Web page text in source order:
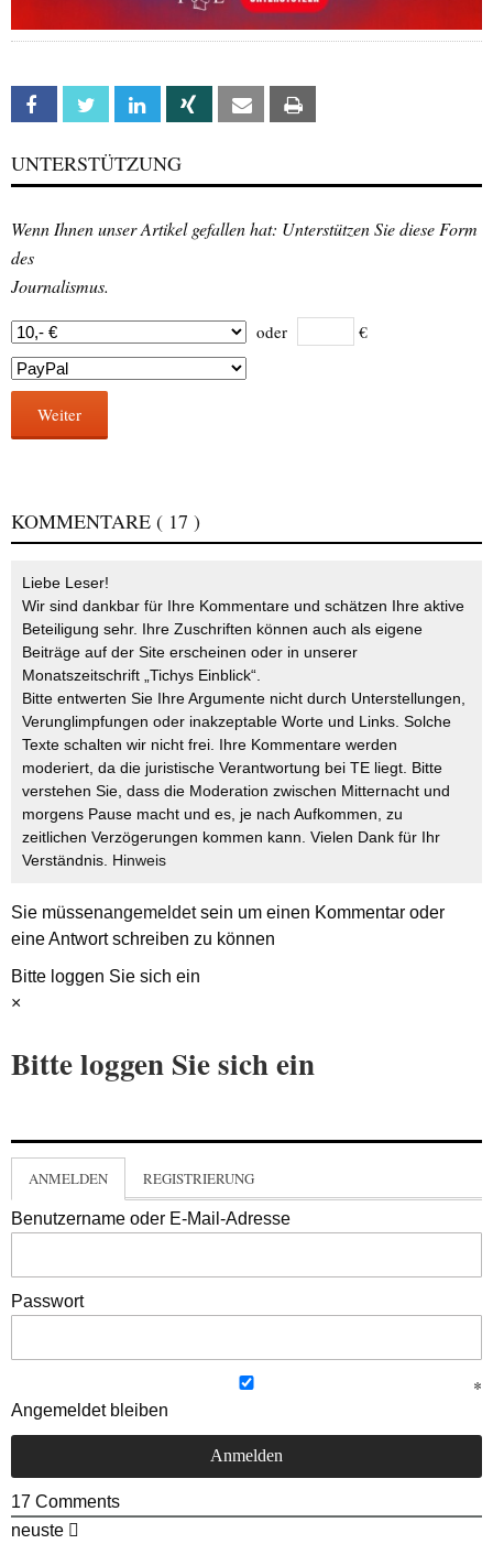
Facebook Twitter Linkedin Xing Email
UNTERSTÜTZUNG
Wenn Ihnen unser Artikel gefallen hat: Unterstützen Sie diese Form
des
Journalismus.
oder €
Weiter
KOMMENTARE ( 17 )
Liebe Leser!
Wir sind dankbar für Ihre Kommentare und schätzen Ihre aktive
Beteiligung sehr. Ihre Zuschriften können auch als eigene
Beiträge auf der Site erscheinen oder in unserer
Monatszeitschrift „Tichys Einblick“.
Bitte entwerten Sie Ihre Argumente nicht durch Unterstellungen,
Verunglimpfungen oder inakzeptable Worte und Links. Solche
Texte schalten wir nicht frei. Ihre Kommentare werden
moderiert, da die juristische Verantwortung bei TE liegt. Bitte
verstehen Sie, dass die Moderation zwischen Mitternacht und
morgens Pause macht und es, je nach Aufkommen, zu
zeitlichen Verzögerungen kommen kann. Vielen Dank für Ihr
Verständnis. Hinweis
Sie müssenangemeldetsein um einen Kommentar oder
eine Antwort schreiben zu können
Bitte loggen Sie sich ein
×
Bitte loggen Sie sich ein
ANMELDEN REGISTRIERUNG
Benutzername oder E-Mail-Adresse
Passwort
Angemeldet bleiben
17 Comments
neuste